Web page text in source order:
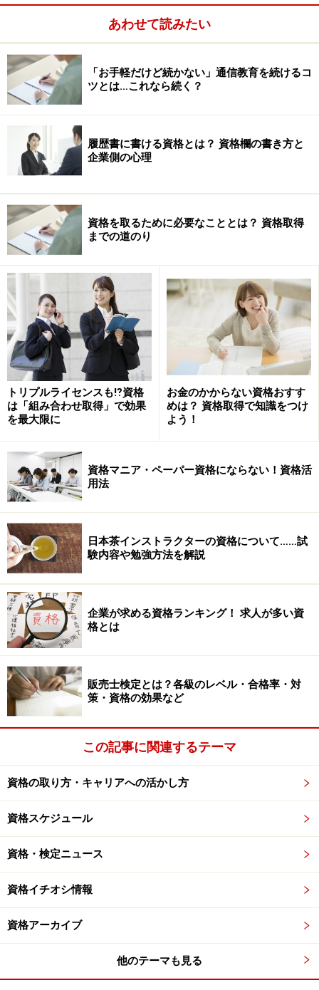
11.原稿の構成と推敲……長い文の組み立て
12.撮影……写真の撮り方
※詳細＆最新情報はこちら
検定内容は次ページ
※記事内容は執筆時点のものです。最新の内容をご確認くださ
い。
あわせて読みたい
「お手軽だけど続かない」通信教育を続けるコ
ツとは…これなら続く？
履歴書に書ける資格とは？ 資格欄の書き方と
企業側の心理
資格を取るために必要なこととは？ 資格取得
までの道のり
トリプルライセンスも⁉資格
は「組み合わせ取得」で効果
を最大限に
お金のかからない資格おすす
めは？ 資格取得で知識をつけ
よう！
資格マニア・ペーパー資格にならない！資格活
用法
日本茶インストラクターの資格について……試
験内容や勉強方法を解説
企業が求める資格ランキング！ 求人が多い資
格とは
販売士検定とは？各級のレベル・合格率・対
策・資格の効果など
この記事に関連するテーマ
資格の取り方・キャリアへの活かし方
資格スケジュール
資格・検定ニュース
資格イチオシ情報
資格アーカイブ
他のテーマも見る